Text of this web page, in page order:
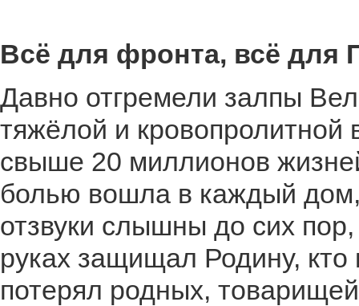
Всё для фронта, всё для
Давно отгремели залпы
тяжёлой и
свыше 20 миллионов
болью вошла в каждый
отзвуки слышны до сих
руках защищал Родину, кто
потерял родных,